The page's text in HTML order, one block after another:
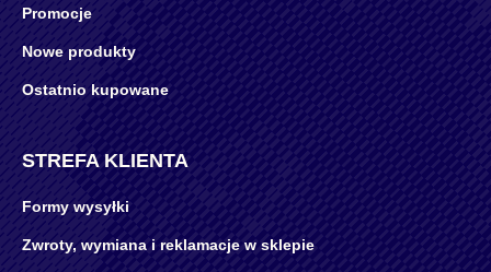
Promocje
Nowe produkty
Ostatnio kupowane
STREFA KLIENTA
Formy wysyłki
Zwroty, wymiana i reklamacje w sklepie